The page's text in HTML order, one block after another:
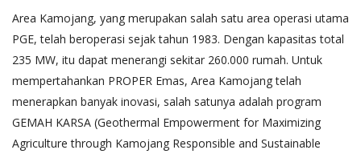
Area Kamojang, yang merupakan salah satu area operasi utama
PGE, telah beroperasi sejak tahun 1983. Dengan kapasitas total
235 MW, itu dapat menerangi sekitar 260.000 rumah. Untuk
mempertahankan PROPER Emas, Area Kamojang telah
menerapkan banyak inovasi, salah satunya adalah program
GEMAH KARSA (Geothermal Empowerment for Maximizing
Agriculture through Kamojang Responsible and Sustainable